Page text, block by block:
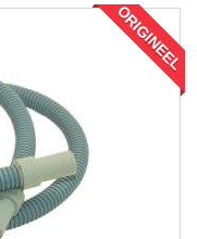
ORIGINEEL